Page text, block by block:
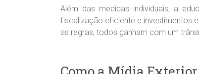
Além das medidas individuais, a
fiscalização eficiente e investimentos
as regras, todos ganham com um